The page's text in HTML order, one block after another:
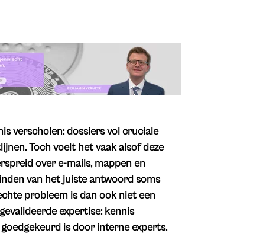
verscholen: dossiers vol cruciale
Toch voelt het vaak alsof deze
over e-mails, mappen en
van het juiste antwoord soms
probleem is dan ook niet een
expertise: kennis
is door interne experts.